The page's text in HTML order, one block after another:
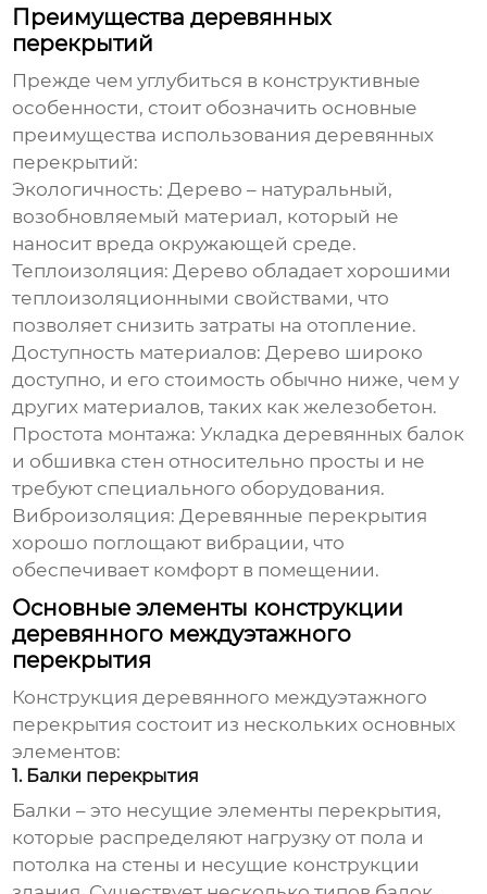
Преимущества деревянных
перекрытий
Прежде чем углубиться в конструктивные
особенности, стоит обозначить основные
преимущества использования деревянных
перекрытий:
Экологичность: Дерево – натуральный,
возобновляемый материал, который не
наносит вреда окружающей среде.
Теплоизоляция: Дерево обладает хорошими
теплоизоляционными свойствами, что
позволяет снизить затраты на отопление.
Доступность материалов: Дерево широко
доступно, и его стоимость обычно ниже, чем у
других материалов, таких как железобетон.
Простота монтажа: Укладка деревянных балок
и обшивка стен относительно просты и не
требуют специального оборудования.
Виброизоляция: Деревянные перекрытия
хорошо поглощают вибрации, что
обеспечивает комфорт в помещении.
Основные элементы конструкции
деревянного междуэтажного
перекрытия
Конструкциядеревянного междуэтажного
перекрытия состоит из нескольких основных
элементов:
1. Балки перекрытия
Балки – это несущие элементы перекрытия,
которые распределяют нагрузку от пола и
потолка на стены и несущие конструкции